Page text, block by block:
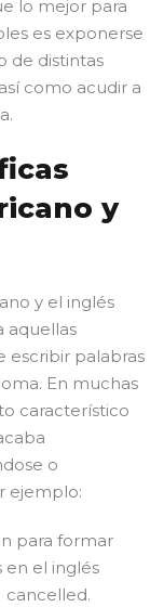
lo mejor para
es exponerse
de distintas
como acudir a
y
y el inglés
aquellas
escribir palabras
En muchas
característico
o
ejemplo:
para formar
en el inglés